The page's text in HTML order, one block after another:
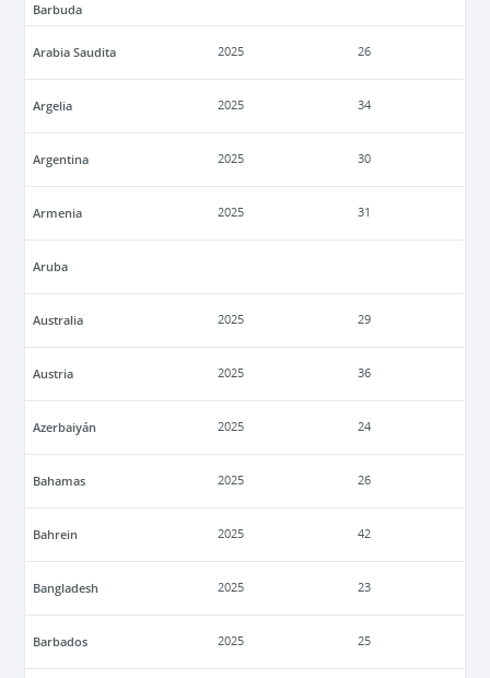
Barbuda
Arabia Saudita 2025 26
Argelia 2025 34
Argentina 2025 30
Armenia 2025 31
Aruba
Australia 2025 29
Austria 2025 36
Azerbaiyán 2025 24
Bahamas 2025 26
Bahrein 2025 42
Bangladesh 2025 23
Barbados 2025 25